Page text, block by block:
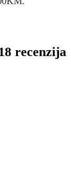
recenzija